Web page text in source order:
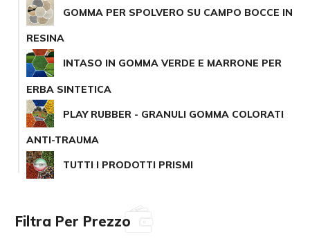
pagina
del
prodotto
GOMMA PER SPOLVERO SU CAMPO BOCCE IN
RESINA
INTASO IN GOMMA VERDE E MARRONE PER
ERBA SINTETICA
PLAY RUBBER - GRANULI GOMMA COLORATI
ANTI-TRAUMA
TUTTI I PRODOTTI PRISMI
Filtra Per Prezzo